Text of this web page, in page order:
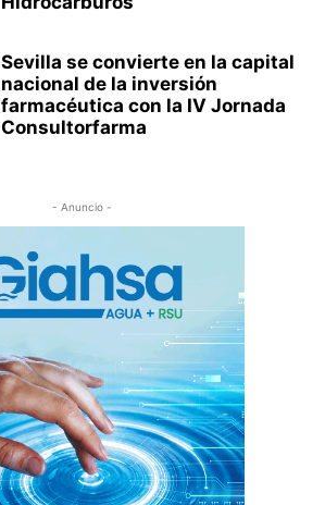
Sevilla se convierte en la capital
nacional de la inversión
farmacéutica con la IV Jornada
Consultorfarma
- Anuncio -